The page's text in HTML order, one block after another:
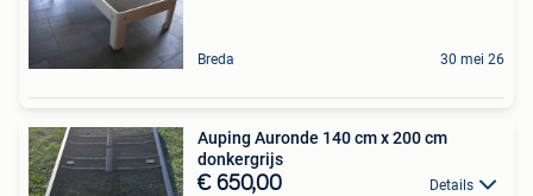
Breda 30 mei 26
Auping Auronde 140 cm x 200 cm
donkergrijs
€ 650,00 Details